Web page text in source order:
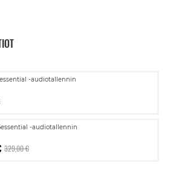
-audiotallennin
-audiotallennin
329,00 €